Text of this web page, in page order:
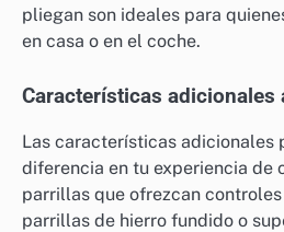
pliegan son ideales para
en casa o en el coche.
Características adicionales
Las características adicionales
diferencia en tu experiencia de
parrillas que ofrezcan
parrillas de hierro fundido o